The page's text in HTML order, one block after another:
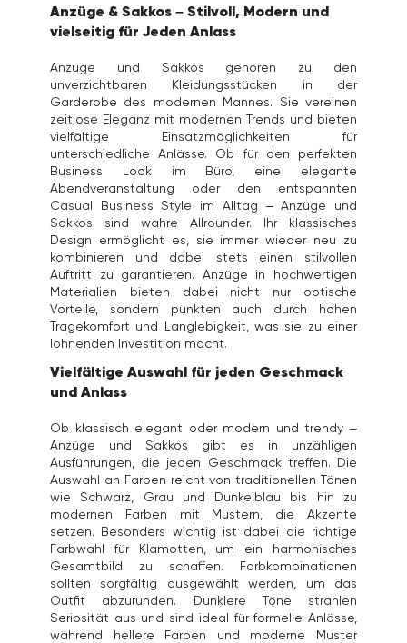
Anzüge & Sakkos – Stilvoll, Modern und
vielseitig für Jeden Anlass
Anzüge und Sakkos gehören zu den
unverzichtbaren Kleidungsstücken in der
Garderobe des modernen Mannes. Sie vereinen
zeitlose Eleganz mit modernen Trends und bieten
vielfältige Einsatzmöglichkeiten für
unterschiedliche Anlässe. Ob für den perfekten
Business Look im Büro, eine elegante
Abendveranstaltung oder den entspannten
Casual Business Style im Alltag – Anzüge und
Sakkos sind wahre Allrounder. Ihr klassisches
Design ermöglicht es, sie immer wieder neu zu
kombinieren und dabei stets einen stilvollen
Auftritt zu garantieren. Anzüge in hochwertigen
Materialien bieten dabei nicht nur optische
Vorteile, sondern punkten auch durch hohen
Tragekomfort und Langlebigkeit, was sie zu einer
lohnenden Investition macht.
Vielfältige Auswahl für jeden Geschmack
und Anlass
Ob klassisch elegant oder modern und trendy –
Anzüge und Sakkos gibt es in unzähligen
Ausführungen, die jeden Geschmack treffen. Die
Auswahl an Farben reicht von traditionellen Tönen
wie Schwarz, Grau und Dunkelblau bis hin zu
modernen Farben mit Mustern, die Akzente
setzen. Besonders wichtig ist dabei die richtige
Farbwahl für Klamotten, um ein harmonisches
Gesamtbild zu schaffen. Farbkombinationen
sollten sorgfältig ausgewählt werden, um das
Outfit abzurunden. Dunklere Töne strahlen
Seriosität aus und sind ideal für formelle Anlässe,
während hellere Farben und moderne Muster